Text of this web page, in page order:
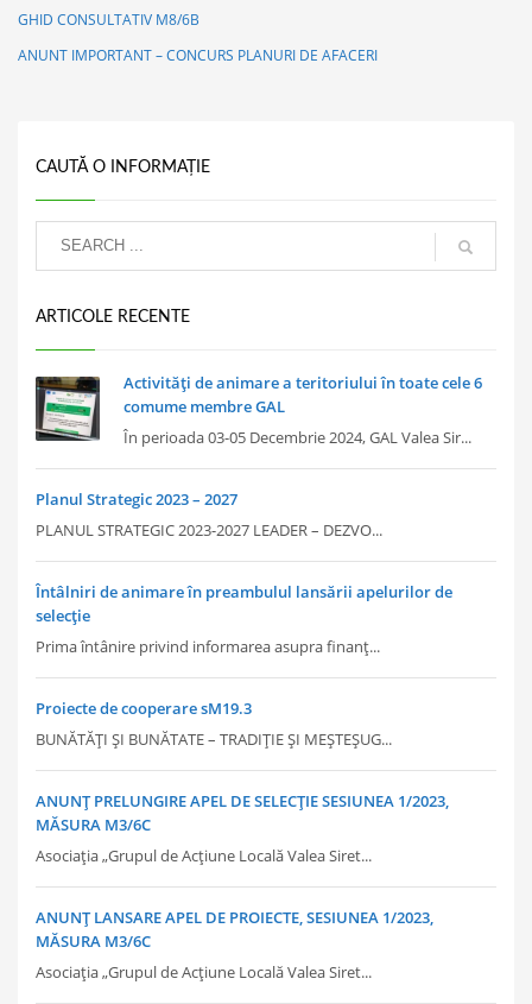
GHID CONSULTATIV M8/6B
ANUNT IMPORTANT – CONCURS PLANURI DE AFACERI
CAUTĂ O INFORMAȚIE
ARTICOLE RECENTE
Activități de animare a teritoriului în toate cele 6
comume membre GAL
În perioada 03-05 Decembrie 2024, GAL Valea Sir...
Planul Strategic 2023 – 2027
PLANUL STRATEGIC 2023-2027 LEADER – DEZVO...
Întâlniri de animare în preambulul lansării apelurilor de
selecție
Prima întânire privind informarea asupra finanț...
Proiecte de cooperare sM19.3
BUNĂTĂȚI ȘI BUNĂTATE – TRADIȚIE ȘI MEȘTEȘUG...
ANUNȚ PRELUNGIRE APEL DE SELECȚIE SESIUNEA 1/2023,
MĂSURA M3/6C
Asociația „Grupul de Acțiune Locală Valea Siret...
ANUNȚ LANSARE APEL DE PROIECTE, SESIUNEA 1/2023,
MĂSURA M3/6C
Asociația „Grupul de Acțiune Locală Valea Siret...